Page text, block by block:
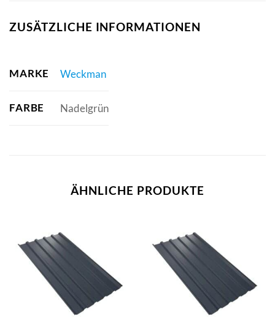
ZUSÄTZLICHE INFORMATIONEN
MARKE Weckman
FARBE Nadelgrün
ÄHNLICHE PRODUKTE